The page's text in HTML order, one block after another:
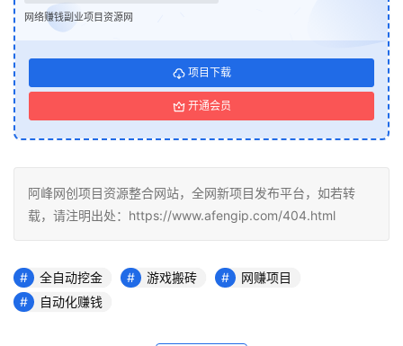
网络赚钱副业项目资源网
项目下载
开通会员
阿峰网创项目资源整合网站，全网新项目发布平台，如若转
载，请注明出处：https://www.afengip.com/404.html
全自动挖金 游戏搬砖
网赚项目
自动化赚钱